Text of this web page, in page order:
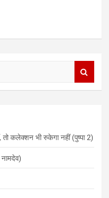
कलेक्शन भी रुकेगा नहीं (पुष्पा 2)